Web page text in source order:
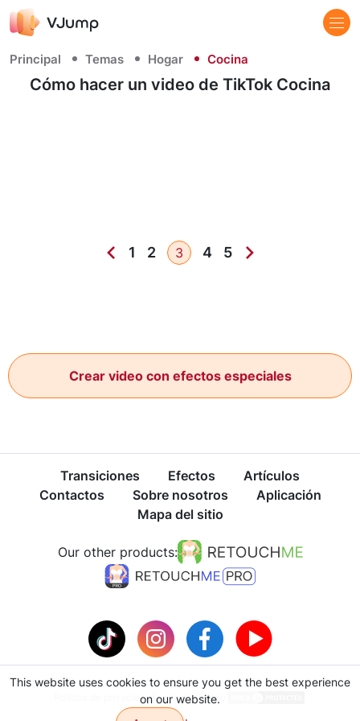
Principal Temas Hogar Cocina
Cómo hacer un video de TikTok Cocina
1 2 3 4 5
Crear video con efectos especiales
Transiciones Efectos
Artículos
Contactos
Sobre nosotros
Aplicación
Mapa del sitio
Política de privacidadTérminos de Uso
Our other products:
This website uses cookies to ensure you get the best experience
on our website.